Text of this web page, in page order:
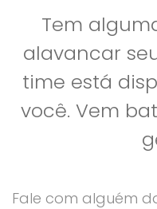
Tem
alavancar
time está
você. Vem
Fale com alguém